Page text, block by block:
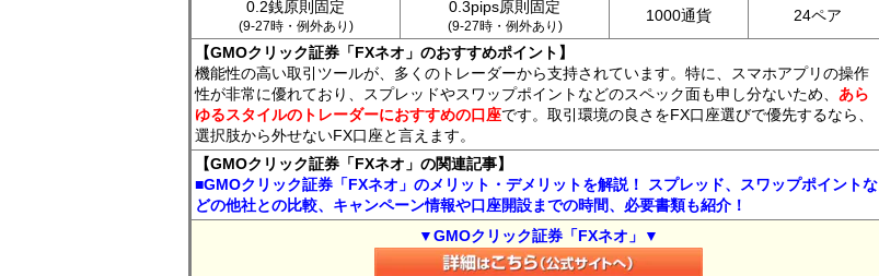
0.2銭原則固定
(9-27時・例外あり)
0.3pips原則固定
(9-27時・例外あり)
1000通貨 24ペア
【GMOクリック証券「FXネオ」のおすすめポイント】
機能性の高い取引ツールが、多くのトレーダーから支持されています。特に、スマホアプリの操作
性が非常に優れており、スプレッドやスワップポイントなどのスペック面も申し分ないため、 あら
ゆるスタイルのトレーダーにおすすめの口座です。取引環境の良さをFX口座選びで優先するなら、
選択肢から外せないFX口座と言えます。
【GMOクリック証券「FXネオ」の関連記事】
■GMOクリック証券「FXネオ」のメリット・デメリットを解説！ スプレッド、スワップポイントな
どの他社との比較、キャンペーン情報や口座開設までの時間、必要書類も紹介！
▼GMOクリック証券「FXネオ」▼